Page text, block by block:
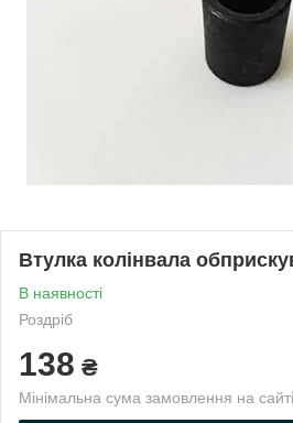
Втулка колінвала
В наявності
Роздріб
138 ₴
Мінімальна сума замовлення на